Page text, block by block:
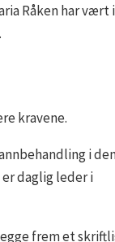
Råken har vært i
kravene.
i
daglig leder i
frem et